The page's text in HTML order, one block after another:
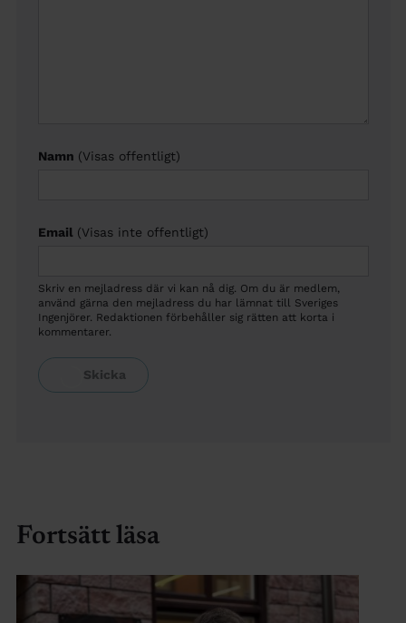
Namn (Visas offentligt)
Email (Visas inte offentligt)
Skriv en mejladress där vi kan nå dig. Om du är medlem,
använd gärna den mejladress du har lämnat till Sveriges
Ingenjörer. Redaktionen förbehåller sig rätten att korta i
kommentarer.
Fortsätt läsa